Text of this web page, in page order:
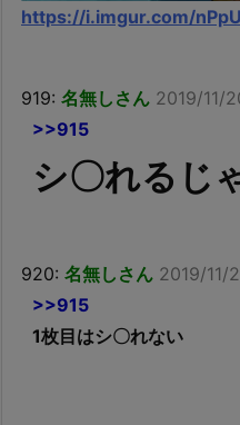
https://i.imgur.com/
919: 名無しさん 2019/11/
>>915
シ〇れるじ
920: 名無しさん 2019/11/
>>915
1枚目はシ〇れない